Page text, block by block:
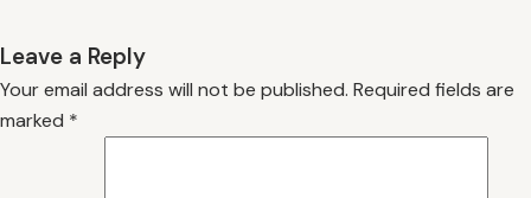
Leave a Reply
Your email address will not be published. Required fields are
marked *